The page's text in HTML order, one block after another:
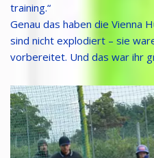
training.“
Genau das haben die Vienna
sind nicht explodiert – sie
vorbereitet. Und das war ihr